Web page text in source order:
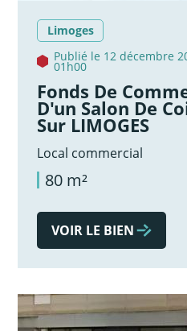
Limoges
Publié le 12 décembre
01h00
Fonds De
D'un Salon De
Sur LIMOGES
Local commercial
80 m²
VOIR LE BIEN